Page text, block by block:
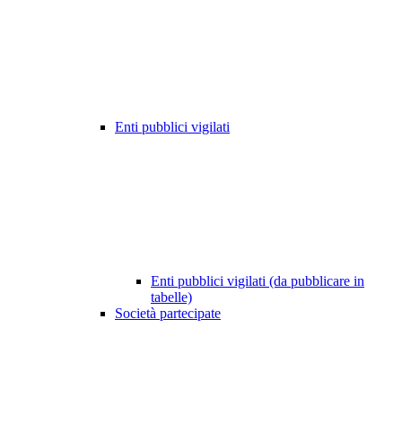
Enti pubblici vigilati
Enti pubblici vigilati (da pubblicare in
tabelle)
Società partecipate